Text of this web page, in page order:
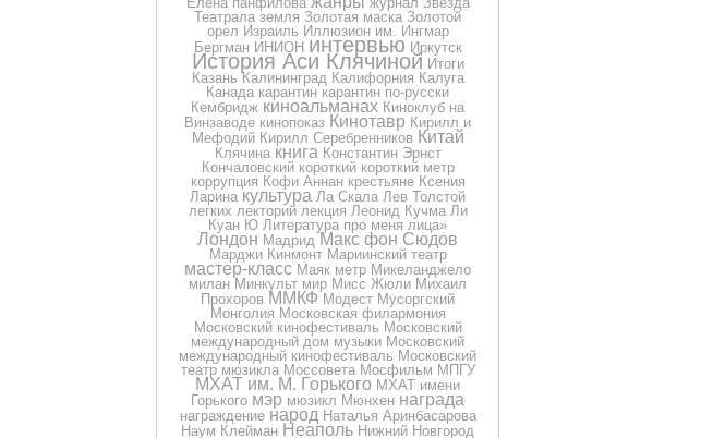
Театрала земля Золотая маска Золотой
орел Израиль Иллюзион им. Ингмар
Бергман ИНИОН интервью Иркутск
История Аси Клячиной Итоги
Казань Калининград Калифорния Калуга
Канада карантин карантин по-русски
Кембридж киноальманах Киноклуб на
Винзаводе кинопоказ Кинотавр Кирилл и
Мефодий Кирилл Серебренников Китай
Клячина книга Константин Эрнст
Кончаловский короткий короткий метр
коррупция Кофи Аннан крестьяне Ксения
Ларина культура Ла Скала Лев Толстой
легких лекторий лекция Леонид Кучма Ли
Куан Ю Литература про меня лица»
Лондон Мадрид Макс фон Сюдов
Марджи Кинмонт Мариинский театр
мастер-класс Маяк метр Микеланджело
милан Минкульт мир Мисс Жюли Михаил
Прохоров ММКФ Модест Мусоргский
Монголия Московская филармония
Московский кинофестиваль Московский
международный дом музыки Московский
международный кинофестиваль Московский
театр мюзикла Моссовета Мосфильм МПГУ
МХАТ им. М. Горького МХАТ имени
Горького мэр мюзикл Мюнхен награда
награждение народ Наталья Аринбасарова
Наум Клейман Неаполь Нижний Новгород